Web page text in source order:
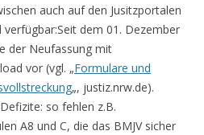
auch auf den Jusitzportalen
dem 01. Dezember
der Neufassung mit
vor (vgl. „Formulare und
„, justiz.nrw.de).
so fehlen z.B.
A8 und C, die das BMJV sicher